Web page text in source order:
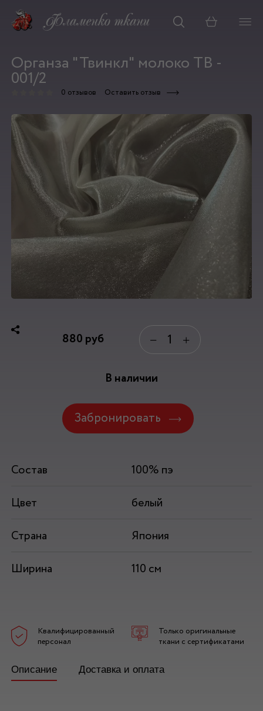
Корзина
Органза "Твинкл" молоко ТВ -
001/2
0 отзывов Оставить отзыв
880 руб − +
В наличии
Забронировать
Состав
100% пэ
Цвет
белый
Страна
Япония
Ширина
110 см
Квалифицированный
персонал
Только оригинальные
ткани с сертификатами
Описание Доставка и оплата